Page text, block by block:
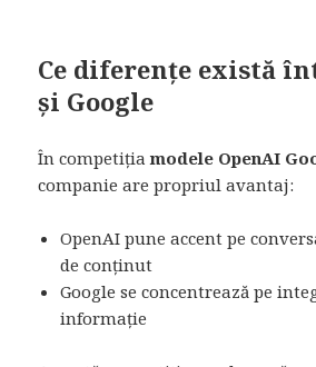
Ce diferențe există
și Google
În competițiamodele OpenAI
companie are propriul avantaj:
OpenAI pune accent pe
de conținut
Google se concentrează pe
informație